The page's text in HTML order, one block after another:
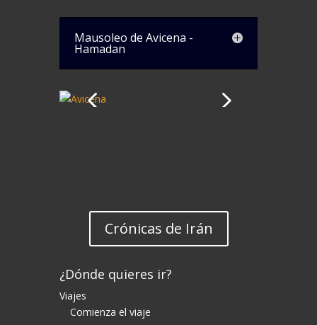
Mausoleo de Avicena -
Hamadan
Crónicas de Irán
¿Dónde quieres ir?
Viajes
Comienza el viaje